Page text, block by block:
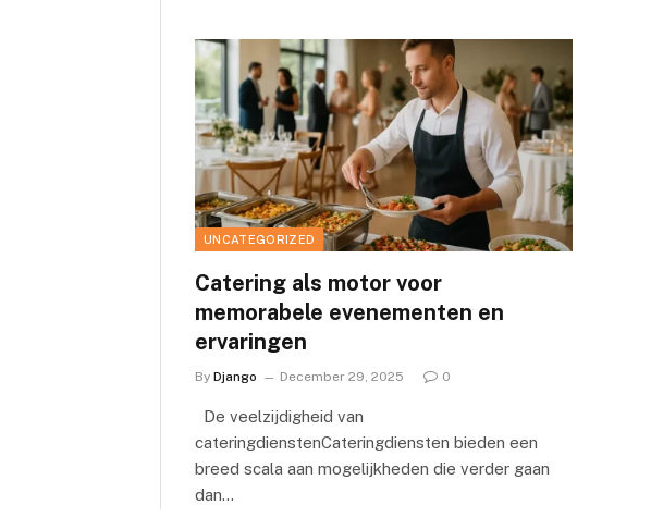
UNCATEGORIZED
Catering als motor voor
memorabele evenementen en
ervaringen
By Django December 29, 2025 0
De veelzijdigheid van
cateringdienstenCateringdiensten bieden een
breed scala aan mogelijkheden die verder gaan
dan…